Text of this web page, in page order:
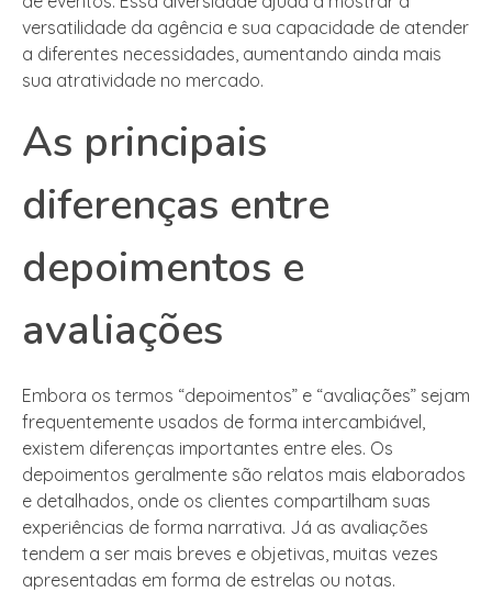
versatilidade da agência e sua capacidade de atender
a diferentes necessidades, aumentando ainda mais
sua atratividade no mercado.
As principais
diferenças entre
depoimentos e
avaliações
Embora os termos “depoimentos” e “avaliações” sejam
frequentemente usados de forma intercambiável,
existem diferenças importantes entre eles. Os
depoimentos geralmente são relatos mais elaborados
e detalhados, onde os clientes compartilham suas
experiências de forma narrativa. Já as avaliações
tendem a ser mais breves e objetivas, muitas vezes
apresentadas em forma de estrelas ou notas.